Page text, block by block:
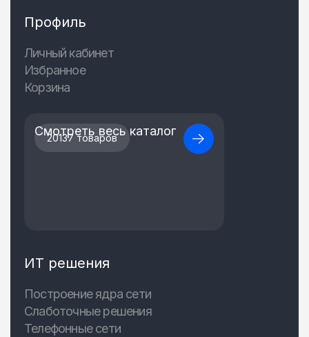
Профиль
Личный кабинет
Избранное
Корзина
20137 товаров
Смотреть весь каталог
ИТ решения
Построение ядра сети
Слаботочные решения
Телефонные сети